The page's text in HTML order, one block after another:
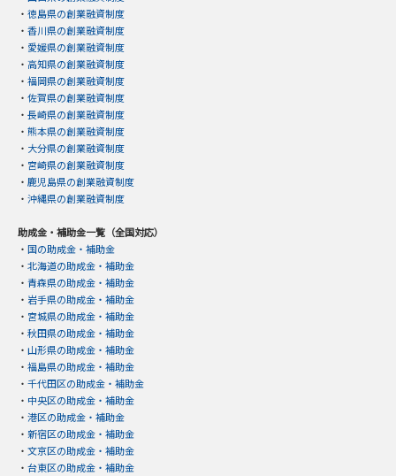
・ 徳島県の創業融資制度
・ 香川県の創業融資制度
・ 愛媛県の創業融資制度
・ 高知県の創業融資制度
・ 福岡県の創業融資制度
・ 佐賀県の創業融資制度
・ 長崎県の創業融資制度
・ 熊本県の創業融資制度
・ 大分県の創業融資制度
・ 宮崎県の創業融資制度
・ 鹿児島県の創業融資制度
・ 沖縄県の創業融資制度
助成金・補助金一覧（全国対応）
・ 国の助成金・補助金
・ 北海道の助成金・補助金
・ 青森県の助成金・補助金
・ 岩手県の助成金・補助金
・ 宮城県の助成金・補助金
・ 秋田県の助成金・補助金
・ 山形県の助成金・補助金
・ 福島県の助成金・補助金
・ 千代田区の助成金・補助金
・ 中央区の助成金・補助金
・ 港区の助成金・補助金
・ 新宿区の助成金・補助金
・ 文京区の助成金・補助金
・ 台東区の助成金・補助金